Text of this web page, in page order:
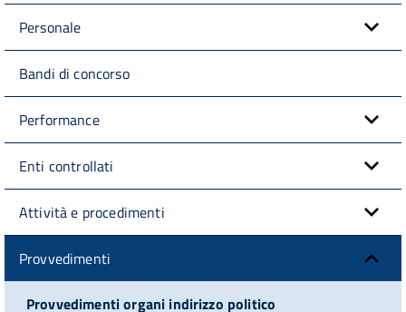
Personale
Bandi di concorso
Performance
Enti controllati
Attività e procedimenti
Provvedimenti
Provvedimenti organi indirizzo politico